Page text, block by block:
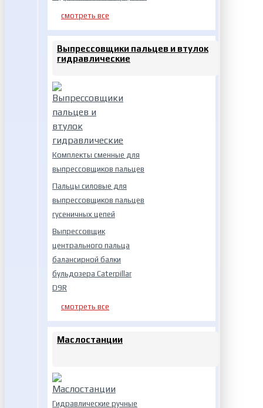
смотреть все
Выпрессовщики пальцев и втулок
гидравлические
Комплекты сменные для
выпрессовщиков пальцев
Пальцы силовые для
выпрессовщиков пальцев
гусеничных цепей
Выпрессовщик
центрального пальца
балансирной балки
бульдозера Caterpillar
D9R
смотреть все
Маслостанции
Гидравлические ручные